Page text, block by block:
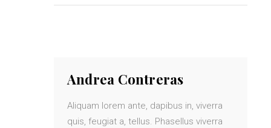
Andrea Contreras
Aliquam lorem ante, dapibus in, viverra
quis, feugiat a, tellus. Phasellus viverra